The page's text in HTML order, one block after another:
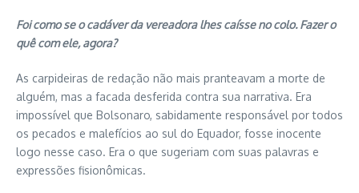
Foi como se o cadáver da vereadora lhes caísse no colo. Fazer o
quê com ele, agora?
As carpideiras de redação não mais pranteavam a morte de
alguém, mas a facada desferida contra sua narrativa. Era
impossível que Bolsonaro, sabidamente responsável por todos
os pecados e malefícios ao sul do Equador, fosse inocente
logo nesse caso. Era o que sugeriam com suas palavras e
expressões fisionômicas.